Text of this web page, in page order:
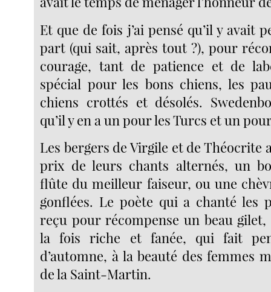
Et que de fois j’ai pensé qu’il y avait
part (qui sait, après tout ?), pour
courage, tant de patience et de
spécial pour les bons chiens, les
chiens crottés et désolés.
qu’il y en a un pour les Turcs et un
Les bergers de Virgile et de Théocrite
prix de leurs chants alternés, un
flûte du meilleur faiseur, ou une
gonflées. Le poète qui a chanté les
reçu pour récompense un beau gilet,
la fois riche et fanée, qui fait
d’automne, à la beauté des femmes
de la Saint-Martin.